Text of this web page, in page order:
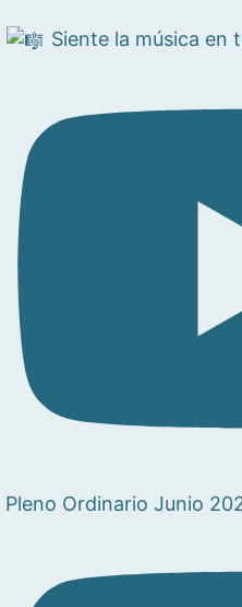
Siente la música en
Pleno Ordinario Junio